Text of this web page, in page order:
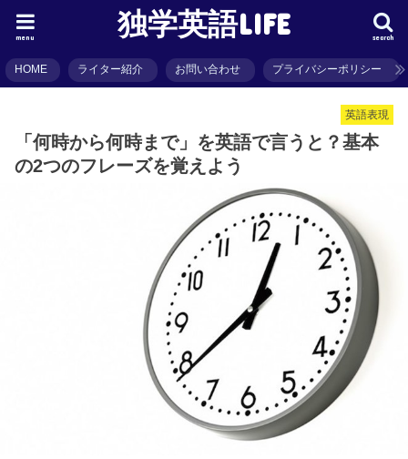
独学英語LIFE search
menu
HOME ライター紹介 お問い合わせ プライバシーポリシー
英語表現
「何時から何時まで」を英語で言うと？基本
の2つのフレーズを覚えよう